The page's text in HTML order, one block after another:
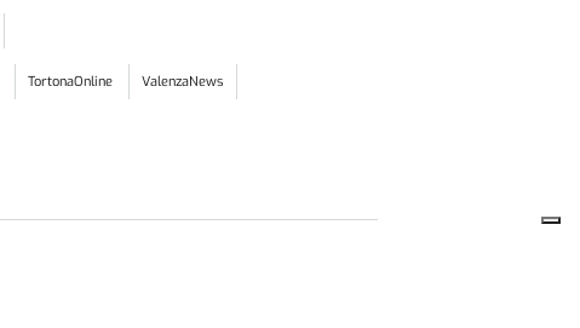
TortonaOnline ValenzaNews